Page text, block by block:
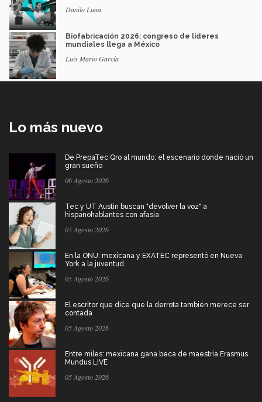
Danilo Luna
Biofabricación 2026: congreso de líderes
mundiales llega a México
Luis Mario García
Lo más nuevo
De PrepaTec Qro al mundo: el escenario donde nació un
gran sueño
06 Agosto 2026
Tec y UT Austin buscan "devolver la voz" a
hispanohablantes con afasia
05 Agosto 2026
En la ONU: mexicana y EXATEC representó en Nueva
York a la juventud
05 Agosto 2026
El escritor que dice que la derrota también merece ser
contada
05 Agosto 2026
Entre miles: mexicana gana beca de maestría Erasmus
Mundus LIVE
05 Agosto 2026